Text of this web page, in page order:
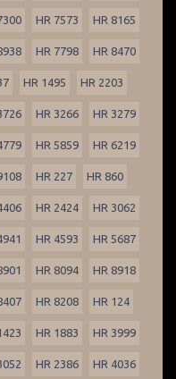
HR 7573 HR 8165
HR 7798 HR 8470
HR 1495 HR 2203
HR 3266 HR 3279
HR 5859 HR 6219
HR 227 HR 860
HR 2424 HR 3062
HR 4593 HR 5687
HR 8094 HR 8918
HR 8208 HR 124
HR 1883 HR 3999
HR 2386 HR 4036